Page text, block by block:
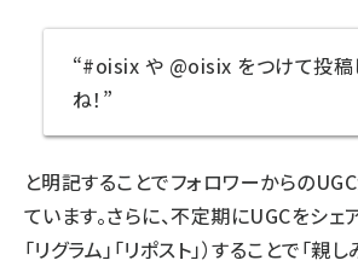
“#oisix や @oisix をつけて投稿
ね！”
と明記することでフォロワーからの
ています。さらに、不定期にUGCをシ
「リグラム」「リポスト」）することで「親